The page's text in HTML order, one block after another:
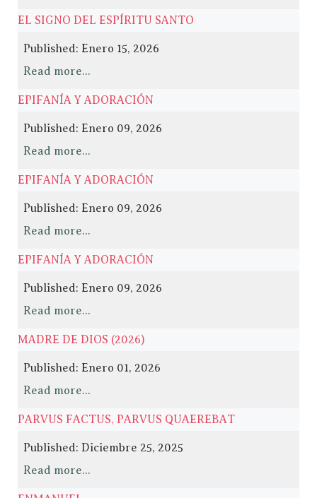
EL SIGNO DEL ESPÍRITU SANTO
Published: Enero 15, 2026
Read more...
EPIFANÍA Y ADORACIÓN
Published: Enero 09, 2026
Read more...
EPIFANÍA Y ADORACIÓN
Published: Enero 09, 2026
Read more...
EPIFANÍA Y ADORACIÓN
Published: Enero 09, 2026
Read more...
MADRE DE DIOS (2026)
Published: Enero 01, 2026
Read more...
PARVUS FACTUS, PARVUS QUAEREBAT
Published: Diciembre 25, 2025
Read more...